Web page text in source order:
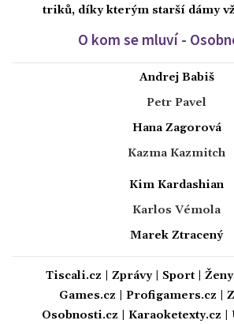
triků, díky kterým starší dámy
O kom se mluví -
Andrej Babiš
Petr Pavel
Hana Zagorová
Kazma Kazmitch
Kim Kardashian
Karlos Vémola
Marek Ztracený
Tiscali.cz Zprávy| Sport| Ženy
Games.cz
Profigamers.cz
Osobnosti.cz
Karaoketexty.cz